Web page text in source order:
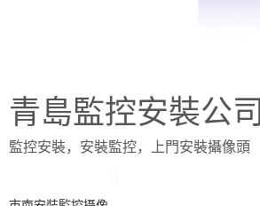
青島監控安裝公司
監控安裝，安裝監控，上門安裝攝像頭